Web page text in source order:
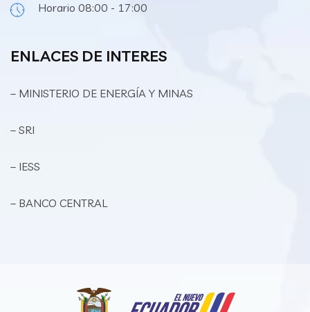
Horario 08:00 - 17:00
ENLACES DE INTERES
– MINISTERIO DE ENERGÍA Y MINAS
– SRI
– IESS
– BANCO CENTRAL